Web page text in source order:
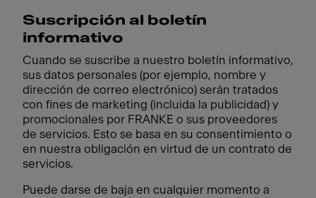
Suscripción al boletín
informativo
Cuando se suscribe a nuestro boletín informativo,
sus datos personales (por ejemplo, nombre y
dirección de correo electrónico) serán tratados
con fines de marketing (incluida la publicidad) y
promocionales por FRANKE o sus proveedores
de servicios. Esto se basa en su consentimiento o
en nuestra obligación en virtud de un contrato de
servicios.
Puede darse de baja en cualquier momento a